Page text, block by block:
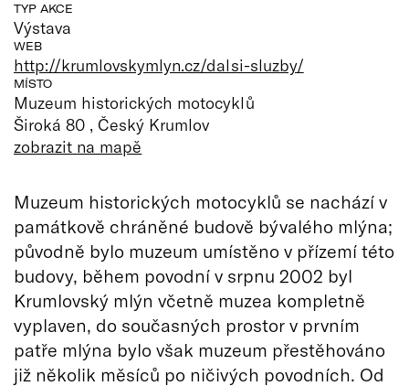
TYP AKCE
Výstava
WEB
http://krumlovskymlyn.cz/dalsi-sluzby/
MÍSTO
Muzeum historických motocyklů
Široká 80 , Český Krumlov
zobrazit na mapě
Muzeum historických motocyklů se nachází v
památkově chráněné budově bývalého mlýna;
původně bylo muzeum umístěno v přízemí této
budovy, během povodní v srpnu 2002 byl
Krumlovský mlýn včetně muzea kompletně
vyplaven, do současných prostor v prvním
patře mlýna bylo však muzeum přestěhováno
již několik měsíců po ničivých povodních. Od